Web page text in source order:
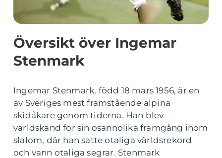
Översikt över Ingemar
Stenmark
Ingemar Stenmark, född 18 mars 1956, är en
av Sveriges mest framstående alpina
skidåkare genom tiderna. Han blev
världskänd för sin osannolika framgång inom
slalom, där han satte otaliga världsrekord
och vann otaliga segrar. Stenmark